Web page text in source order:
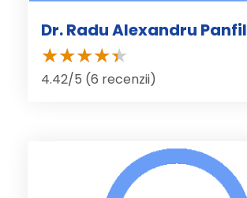
Dr. Radu Alexandru Panfil
4.42/5 (6 recenzii)